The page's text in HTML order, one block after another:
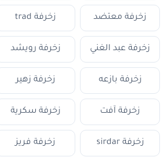
زخرفة معتضد زخرفة trad
زخرفة عبد الغني زخرفة رويشد
زخرفة بازعه زخرفة زهير
زخرفة آفت زخرفة سكرية
زخرفة sirdar زخرفة فريز